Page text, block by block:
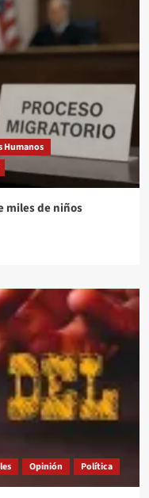
Humanos
miles de niños
Opinión Política